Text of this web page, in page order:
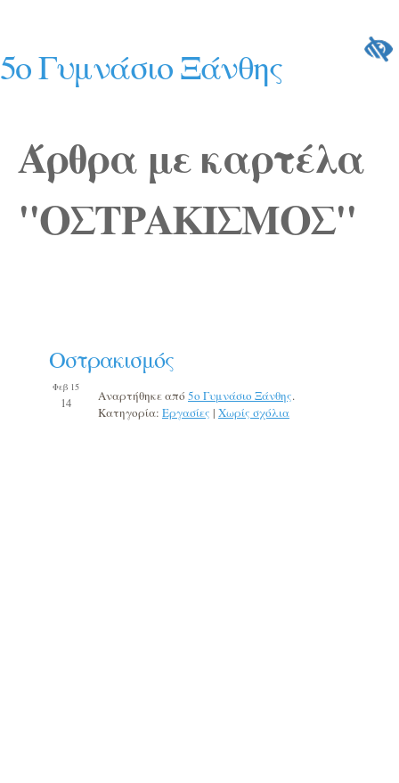
5ο Γυμνάσιο Ξάνθης
Άρθρα με καρτέλα
"ΟΣΤΡΑΚΙΣΜΟΣ"
Οστρακισμός
Φεβ 15
14 Αναρτήθηκε από 5o Γυμνάσιο Ξάνθης.
Κατηγορία: Εργασίες | Χωρίς σχόλια